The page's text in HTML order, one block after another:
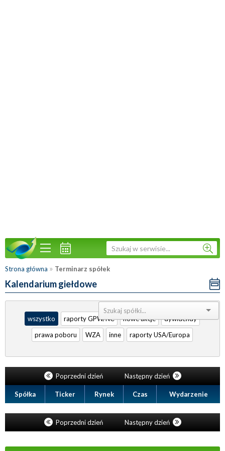
Strona główna » Terminarz spółek
Kalendarium giełdowe
Sortuj:
wszystko
raporty GPW/NC nowe akcje
dywidendy
prawa poboru
WZA inne raporty USA/Europa
Poprzedni dzień Następny dzień
Spółka Ticker Rynek Czas Wydarzenie
Poprzedni dzień Następny dzień